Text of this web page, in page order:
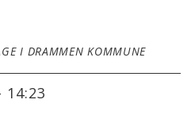
I DRAMMEN KOMMUNE
14:23